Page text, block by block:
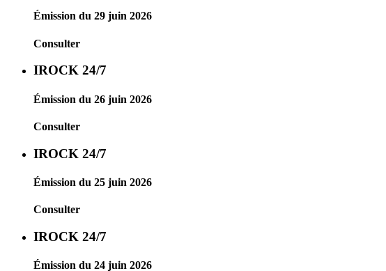
Émission du 29 juin 2026
Consulter
IROCK 24/7
Émission du 26 juin 2026
Consulter
IROCK 24/7
Émission du 25 juin 2026
Consulter
IROCK 24/7
Émission du 24 juin 2026